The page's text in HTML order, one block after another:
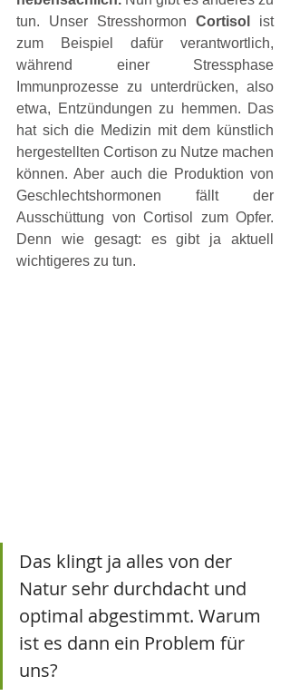
tun. Unser Stresshormon Cortisol ist
zum Beispiel dafür verantwortlich,
während einer Stressphase
Immunprozesse zu unterdrücken, also
etwa, Entzündungen zu hemmen. Das
hat sich die Medizin mit dem künstlich
hergestellten Cortison zu Nutze machen
können. Aber auch die Produktion von
Geschlechtshormonen fällt der
Ausschüttung von Cortisol zum Opfer.
Denn wie gesagt: es gibt ja aktuell
wichtigeres zu tun.
Das klingt ja alles von der
Natur sehr durchdacht und
optimal abgestimmt. Warum
ist es dann ein Problem für
uns?